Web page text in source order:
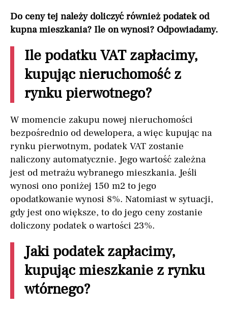
Do ceny tej należy doliczyć również podatek od
kupna mieszkania? Ile on wynosi? Odpowiadamy.
Ile podatku VAT zapłacimy,
kupując nieruchomość z
rynku pierwotnego?
W momencie zakupu nowej nieruchomości
bezpośrednio od dewelopera, a więc kupując na
rynku pierwotnym, podatek VAT zostanie
naliczony automatycznie. Jego wartość zależna
jest od metrażu wybranego mieszkania. Jeśli
wynosi ono poniżej 150 m2 to jego
opodatkowanie wynosi 8%. Natomiast w sytuacji,
gdy jest ono większe, to do jego ceny zostanie
doliczony podatek o wartości 23%.
Jaki podatek zapłacimy,
kupując mieszkanie z rynku
wtórnego?